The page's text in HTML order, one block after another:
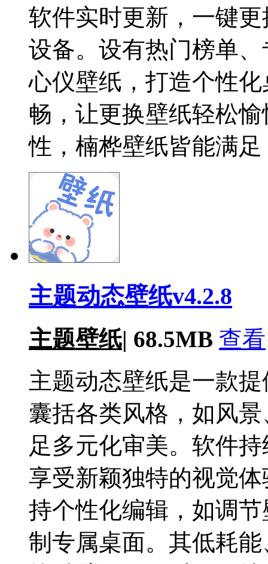
软件实时更新，一键
设备。设有热门榜单
心仪壁纸，打造个性
畅，让更换壁纸轻松
性，楠桦壁纸皆能满
主题动态壁纸v4.2.8
主题壁纸| 68.5MB 查看
主题动态壁纸是一款
囊括各类风格，如风
足多元化审美。软件
享受新颖独特的视觉
持个性化编辑，如调
制专属桌面。其低耗